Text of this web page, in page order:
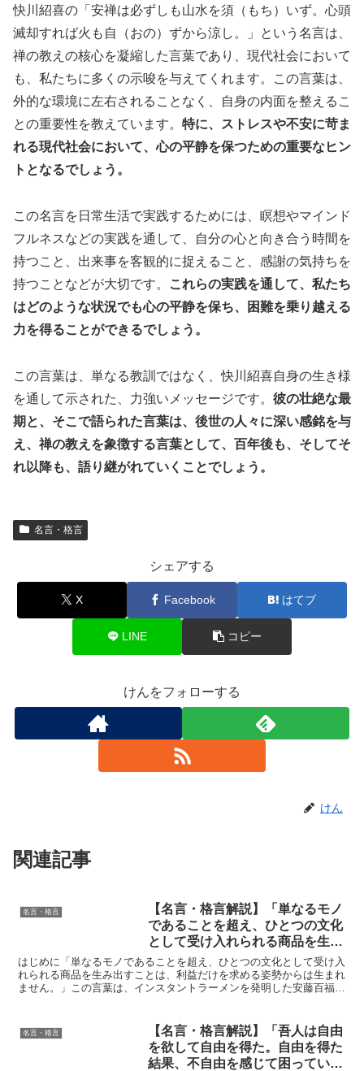
快川紹喜の「安禅は必ずしも山水を須（もち）いず。心頭
滅却すれば火も自（おの）ずから涼し。」という名言は、
禅の教えの核心を凝縮した言葉であり、現代社会において
も、私たちに多くの示唆を与えてくれます。この言葉は、
外的な環境に左右されることなく、自身の内面を整えるこ
との重要性を教えています。 特に、ストレスや不安に苛ま
れる現代社会において、心の平静を保つための重要なヒン
トとなるでしょう。
この名言を日常生活で実践するためには、瞑想やマインド
フルネスなどの実践を通して、自分の心と向き合う時間を
持つこと、出来事を客観的に捉えること、感謝の気持ちを
持つことなどが大切です。
これらの実践を通して、私たち
はどのような状況でも心の平静を保ち、困難を乗り越える
力を得ることができるでしょう。
この言葉は、単なる教訓ではなく、快川紹喜自身の生き様
を通して示された、力強いメッセージです。 彼の壮絶な最
期と、そこで語られた言葉は、後世の人々に深い感銘を与
え、禅の教えを象徴する言葉として、百年後も、そしてそ
れ以降も、語り継がれていくことでしょう。
名言・格言
シェアする
X Facebook はてブ
LINE コピー
けんをフォローする
けん
関連記事
名言・格言
【名言・格言解説】「単なるモノ
であることを超え、ひとつの文化
として受け入れられる商品を生み
出すことは、利益だけを求める姿
勢からは生まれません。」by 安
藤百福の深い意味と得られる教訓
はじめに「単なるモノであることを超え、ひとつの文化として受け入
れられる商品を生み出すことは、利益だけを求める姿勢からは生まれ
ません。」この言葉は、インスタントラーメンを発明した安藤百福
名言・格言
【名言・格言解説】「吾人は自由
を欲して自由を得た。自由を得た
結果、不自由を感じて困ってい